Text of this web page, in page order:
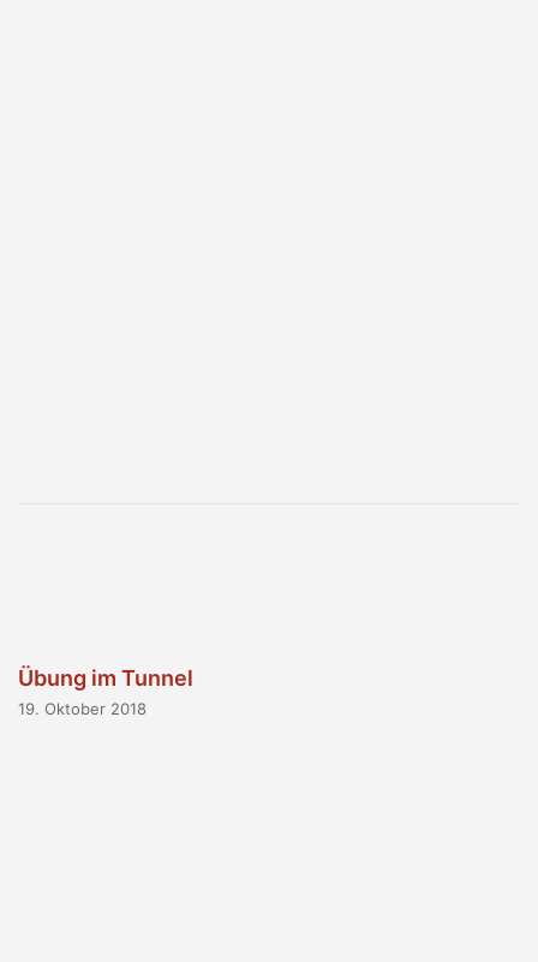
Übung im Tunnel
19. Oktober 2018